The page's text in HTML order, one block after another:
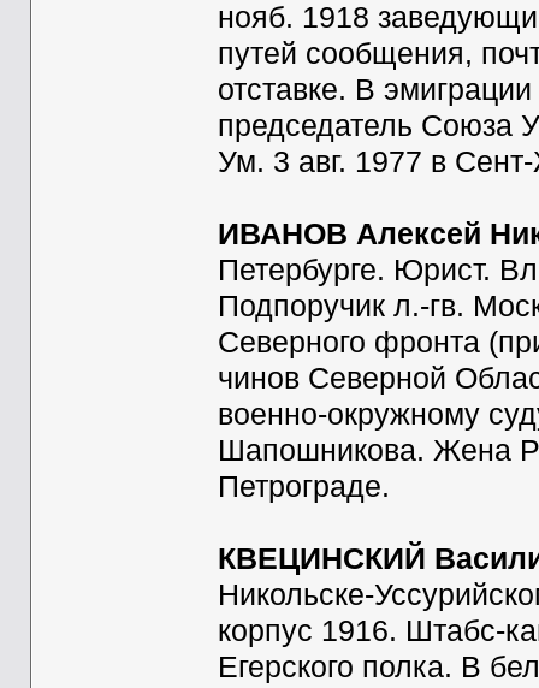
нояб. 1918
путей сообщения,
отставке. В
председатель Союза
Ум. 3 авг. 1977 в
ИВАНОВ Алексей
Петербурге. Юрист.
Подпоручик л.-гв.
Северного фронта
чинов Северной
военно-окружному
Шапошникова. Жена
Петрограде.
КВЕЦИНСКИЙ
Никольске-
корпус 1916. Штабс-
Егерского полка. В